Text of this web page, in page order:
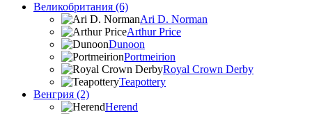
Великобритания (6)
Ari D. Norman
Arthur Price
Dunoon
Portmeirion
Royal Crown Derby
Teapottery
Венгрия (2)
Herend